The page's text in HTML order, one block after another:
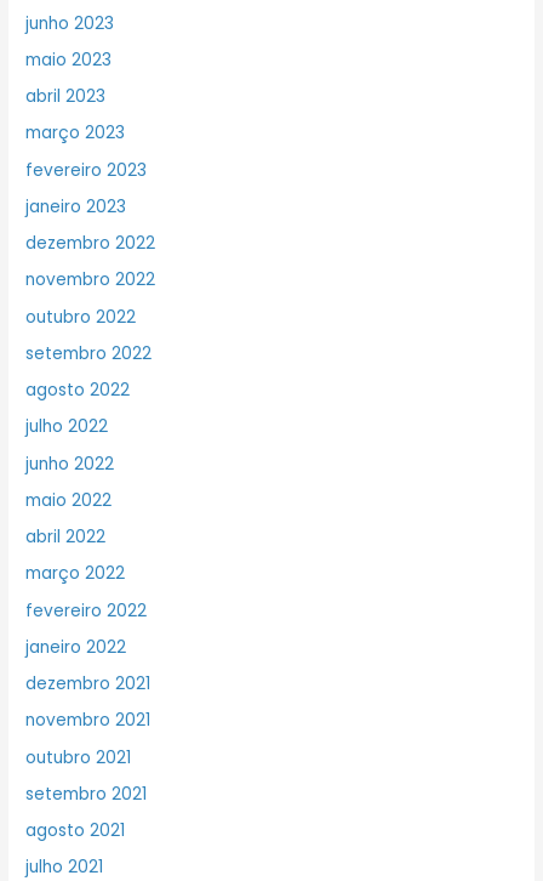
junho 2023
maio 2023
abril 2023
março 2023
fevereiro 2023
janeiro 2023
dezembro 2022
novembro 2022
outubro 2022
setembro 2022
agosto 2022
julho 2022
junho 2022
maio 2022
abril 2022
março 2022
fevereiro 2022
janeiro 2022
dezembro 2021
novembro 2021
outubro 2021
setembro 2021
agosto 2021
julho 2021